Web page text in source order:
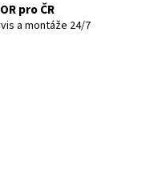
pro ČR
a montáže 24/7